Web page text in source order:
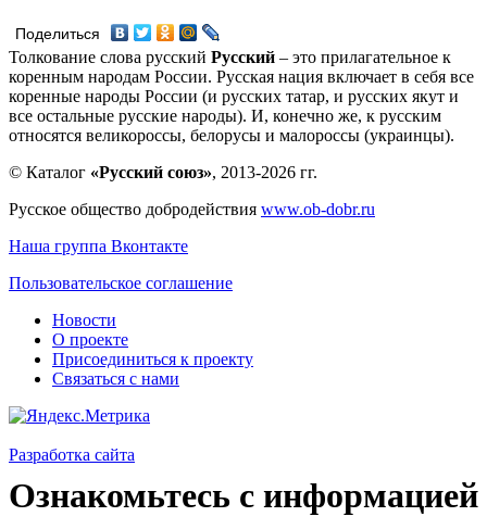
Поделиться
Толкование слова русский Русский – это прилагательное к
коренным народам России. Русская нация включает в себя все
коренные народы России (и русских татар, и русских якут и
все остальные русские народы). И, конечно же, к русским
относятся великороссы, белорусы и малороссы (украинцы).
© Каталог «Русский союз», 2013-2026 гг.
Русское общество добродействия www.ob-dobr.ru
Наша группа Вконтакте
Пользовательское соглашение
Новости
О проекте
Присоединиться к проекту
Связаться с нами
Разработка сайта
Ознакомьтесь с информацией